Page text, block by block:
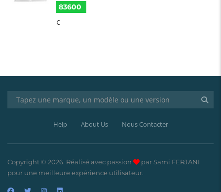
83600
€
Help About Us Nous Contacter
Copyright © 2026. Réalisé avec passion
par Sami FERJANI
pour une meilleure expérience utilisateur.